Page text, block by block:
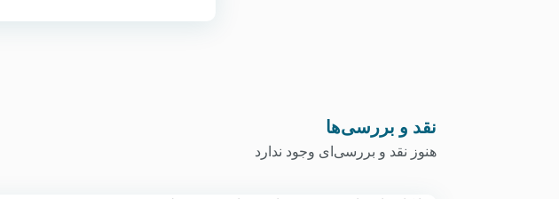
نقد و بررسی‌ها
هنوز نقد و بررسی‌ای وجود ندارد